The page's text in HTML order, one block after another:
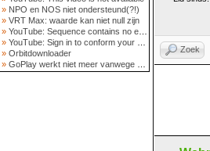
» NPO en NOS niet ondersteund(?!)
» VRT Max: waarde kan niet null zijn
» YouTube: Sequence contains no elements
» YouTube: Sign in to conform your not a bot
» Orbitdownloader
» GoPlay werkt niet meer vanwege nieuwe webadres
Zoek